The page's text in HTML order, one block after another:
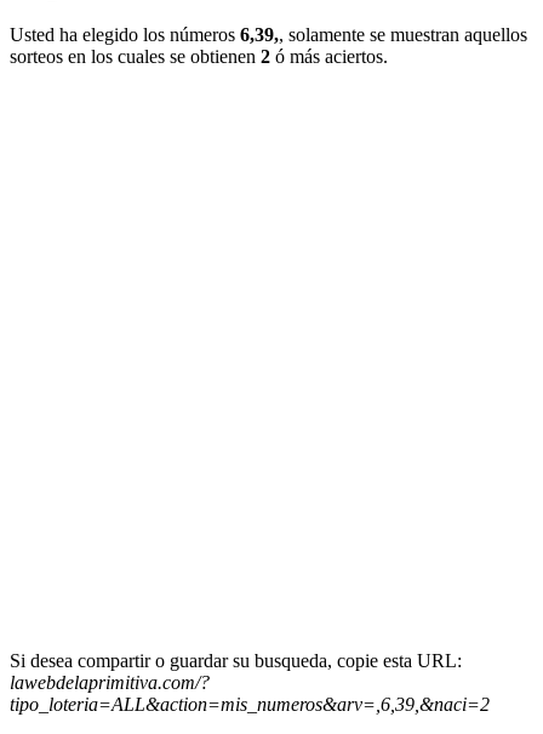
Usted ha elegido los números 6,39,, solamente se muestran aquellos
sorteos en los cuales se obtienen 2 ó más aciertos.
Si desea compartir o guardar su busqueda, copie esta URL:
lawebdelaprimitiva.com/?
tipo_loteria=ALL&action=mis_numeros&arv=,6,39,&naci=2